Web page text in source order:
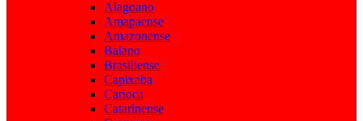
Alagoano
Amapaense
Amazonense
Baiano
Brasiliense
Capixaba
Carioca
Catarinense